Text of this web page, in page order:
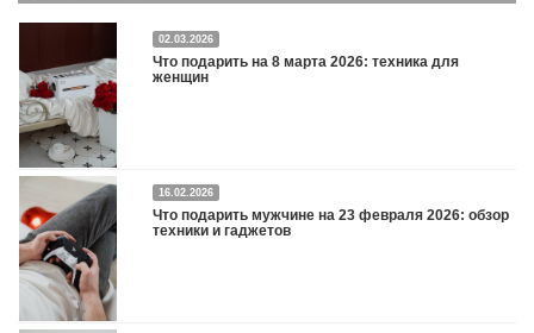
02.03.2026
Что подарить на 8 марта 2026: техника для
женщин
Что подарить на 8 марта 2026: техника для женщин
16.02.2026
Что подарить мужчине на 23 февраля 2026: обзор
техники и гаджетов